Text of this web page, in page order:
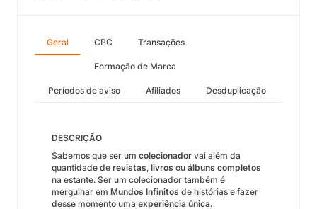
Geral CPC Transações
Formação de Marca
Períodos de aviso Afiliados Desduplicação
DESCRIÇÃO
Sabemos que ser um colecionador vai além da
quantidade de revistas, livros ou álbuns completos
na estante. Ser um colecionador também é
mergulhar em Mundos Infinitos de histórias e fazer
desse momento uma experiência única.